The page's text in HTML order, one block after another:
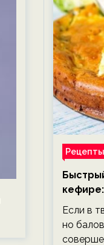
Рецепты
кефире:
не
Если в
но